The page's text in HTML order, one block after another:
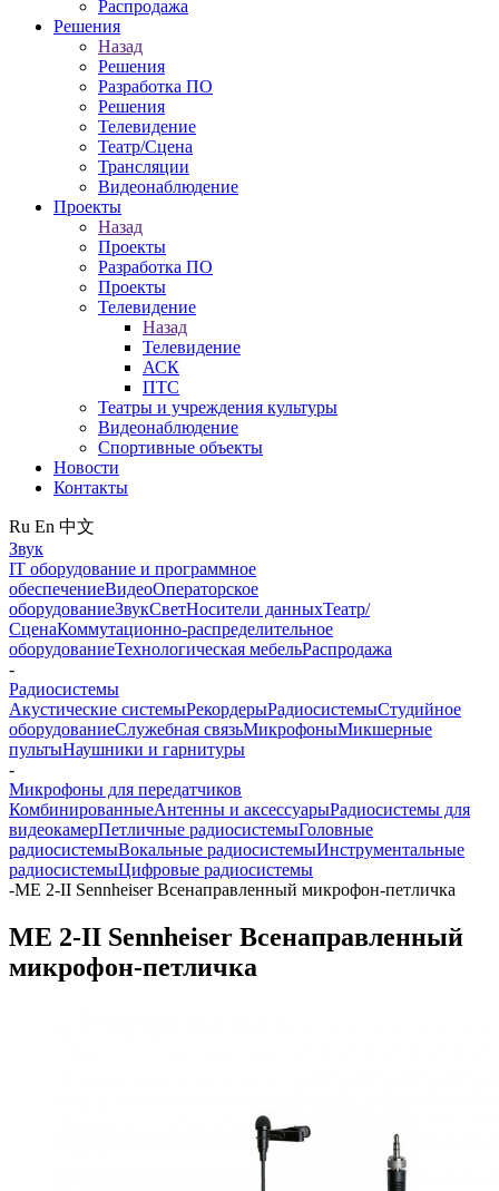
Распродажа
Решения
Назад
Решения
Разработка ПО
Решения
Телевидение
Театр/Сцена
Трансляции
Видеонаблюдение
Проекты
Назад
Проекты
Разработка ПО
Проекты
Телевидение
Назад
Телевидение
АСК
ПТС
Театры и учреждения культуры
Видеонаблюдение
Спортивные объекты
Новости
Контакты
Ru En 中文
Звук
IT оборудование и программное
обеспечениеВидеоОператорское
оборудованиеЗвукСветНосители данныхТеатр/
СценаКоммутационно-распределительное
оборудованиеТехнологическая мебельРаспродажа
-
Радиосистемы
Акустические системыРекордерыРадиосистемыСтудийное
оборудованиеСлужебная связьМикрофоныМикшерные
пультыНаушники и гарнитуры
-
Микрофоны для передатчиков
КомбинированныеАнтенны и аксессуарыРадиосистемы для
видеокамерПетличные радиосистемыГоловные
радиосистемыВокальные радиосистемыИнструментальные
радиосистемыЦифровые радиосистемы
-ME 2-II Sennheiser Всенаправленный микрофон-петличка
ME 2-II Sennheiser Всенаправленный
микрофон-петличка